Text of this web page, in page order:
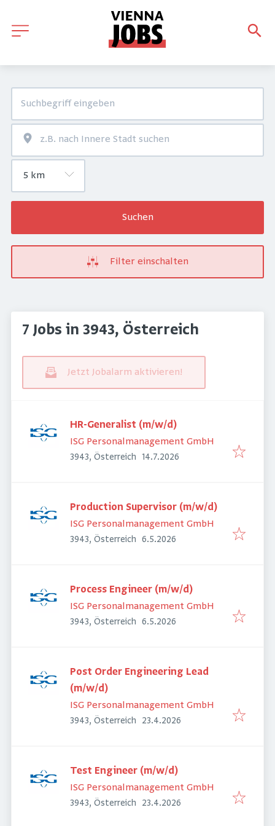
Suchen
Filter einschalten
7 Jobs in 3943, Österreich
Jetzt Jobalarm aktivieren!
HR-Generalist (m/w/d)
ISG Personalmanagement GmbH
3943, Österreich Veröffentlicht
14.7.2026
Production Supervisor (m/w/d)
ISG Personalmanagement GmbH
3943, Österreich Veröffentlicht
6.5.2026
Process Engineer (m/w/d)
ISG Personalmanagement GmbH
3943, Österreich Veröffentlicht
6.5.2026
Post Order Engineering Lead
(m/w/d)
ISG Personalmanagement GmbH
3943, Österreich Veröffentlicht
23.4.2026
Test Engineer (m/w/d)
ISG Personalmanagement GmbH
3943, Österreich Veröffentlicht
23.4.2026